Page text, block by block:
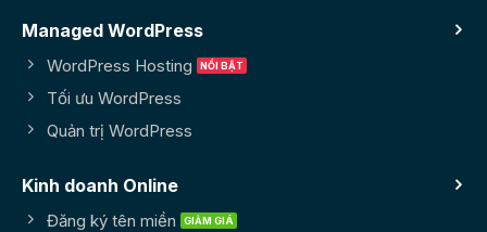
Managed WordPress
WordPress Hosting
Tối ưu WordPress
Quản trị WordPress
Kinh doanh Online
Đăng ký tên miền